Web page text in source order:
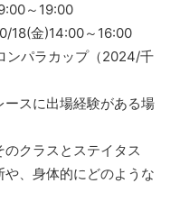
～19:00
18(金)14:00～16:00
ンパラカップ（2024/千
ースに出場経験がある場
クラスとステイタス
、身体的にどのような